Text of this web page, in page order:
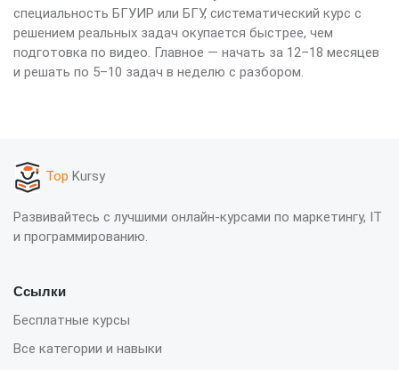
специальность БГУИР или БГУ, систематический курс с
решением реальных задач окупается быстрее, чем
подготовка по видео. Главное — начать за 12–18 месяцев
и решать по 5–10 задач в неделю с разбором.
Top Kursy
Развивайтесь с лучшими онлайн-курсами по маркетингу, IT
и программированию.
Ссылки
Бесплатные курсы
Все категории и навыки